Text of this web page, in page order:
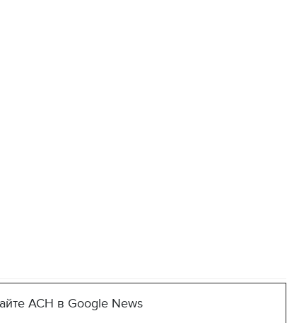
АСН в Google News